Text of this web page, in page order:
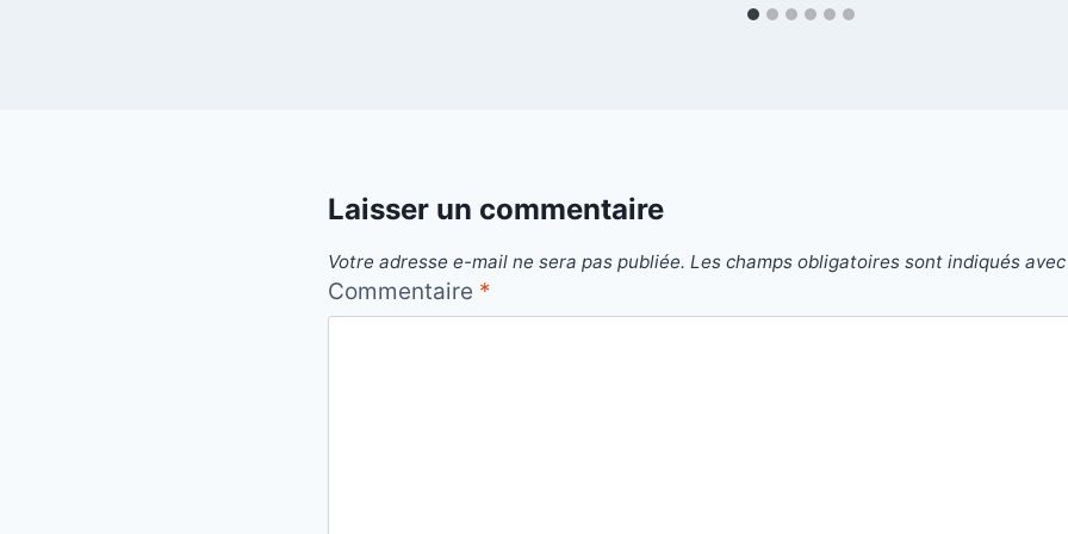
Laisser un commentaire
Votre adresse e-mail ne sera pas publiée. Les champs obligatoires sont indiqués
Commentaire *